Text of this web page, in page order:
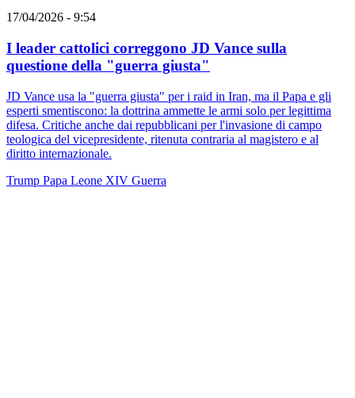
17/04/2026 - 9:54
I leader cattolici correggono JD Vance sulla
questione della "guerra giusta"
JD Vance usa la "guerra giusta" per i raid in Iran, ma il Papa e gli
esperti smentiscono: la dottrina ammette le armi solo per legittima
difesa. Critiche anche dai repubblicani per l'invasione di campo
teologica del vicepresidente, ritenuta contraria al magistero e al
diritto internazionale.
Trump Papa Leone XIV Guerra